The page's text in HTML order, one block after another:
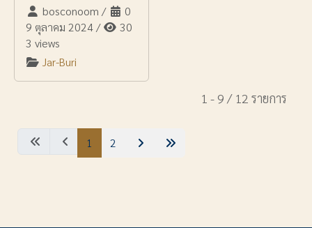
bosconoom /
0
9 ตุลาคม 2024/
30
3 views
Jar-Buri
1 - 9 / 12 รายการ
1 2